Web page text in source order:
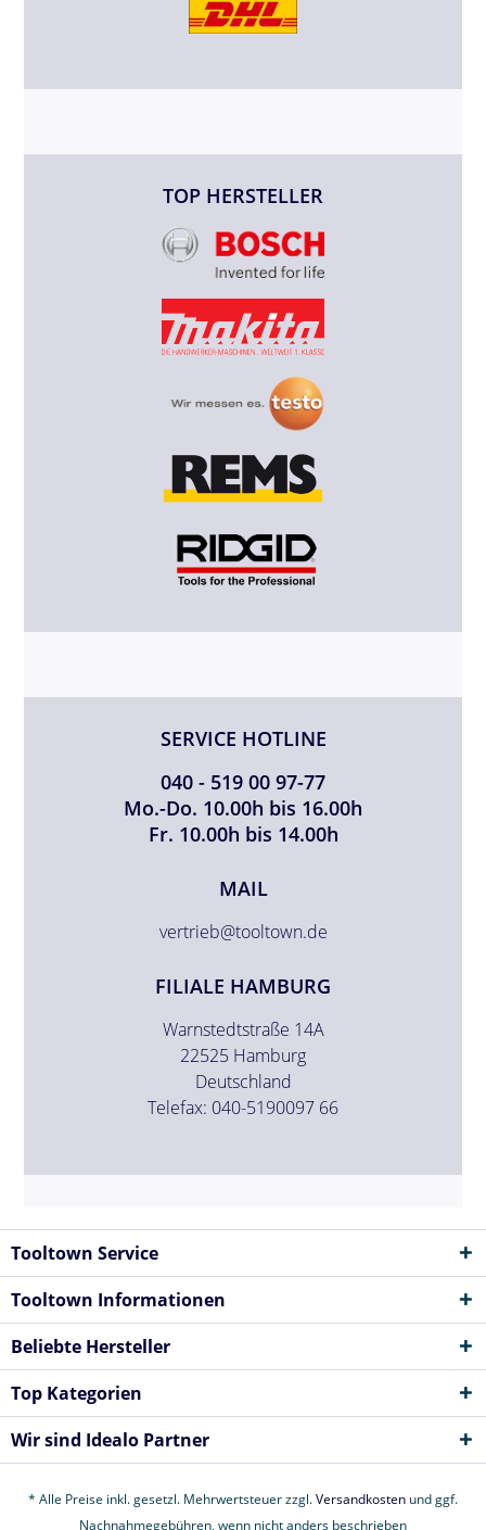
TOP HERSTELLER
SERVICE HOTLINE
040 - 519 00 97-77
Mo.-Do. 10.00h bis 16.00h
Fr. 10.00h bis 14.00h
MAIL
vertrieb@tooltown.de
FILIALE HAMBURG
Warnstedtstraße 14A
22525 Hamburg
Deutschland
Telefax: 040-5190097 66
Tooltown Service
Tooltown Informationen
Beliebte Hersteller
Top Kategorien
Wir sind Idealo Partner
* Alle Preise inkl. gesetzl. Mehrwertsteuer zzgl.Versandkosten und ggf.
Nachnahmegebühren, wenn nicht anders beschrieben